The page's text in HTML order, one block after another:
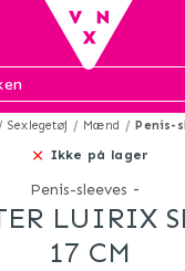
Sexlegetøj Mænd Penis-
Ikke på lager
Penis-sleeves -
LUIRIX
17 CM